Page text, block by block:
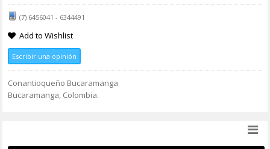
(7) 6456041 - 6344491
Add to Wishlist
Escribir una opinión
Conantioqueño Bucaramanga
Bucaramanga, Colombia.